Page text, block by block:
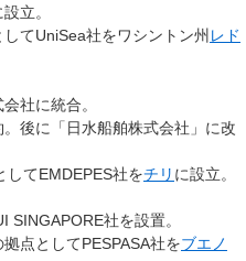
設立。
てUniSea社をワシントン州 レド
社に統合。
後に「日水船舶株式会社」に改
してEMDEPES社をチリ に設立。
SINGAPORE社を設置。
点としてPESPASA社をブエノ